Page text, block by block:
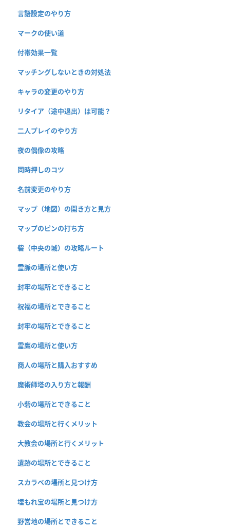
言語設定のやり方
マークの使い道
付帯効果一覧
マッチングしないときの対処法
キャラの変更のやり方
リタイア（途中退出）は可能？
二人プレイのやり方
夜の偶像の攻略
同時押しのコツ
名前変更のやり方
マップ（地図）の開き方と見方
マップのピンの打ち方
砦（中央の城）の攻略ルート
霊脈の場所と使い方
封牢の場所とできること
祝福の場所とできること
封牢の場所とできること
霊鷹の場所と使い方
商人の場所と購入おすすめ
魔術師塔の入り方と報酬
小砦の場所とできること
教会の場所と行くメリット
大教会の場所と行くメリット
遺跡の場所とできること
スカラベの場所と見つけ方
埋もれ宝の場所と見つけ方
野営地の場所とできること